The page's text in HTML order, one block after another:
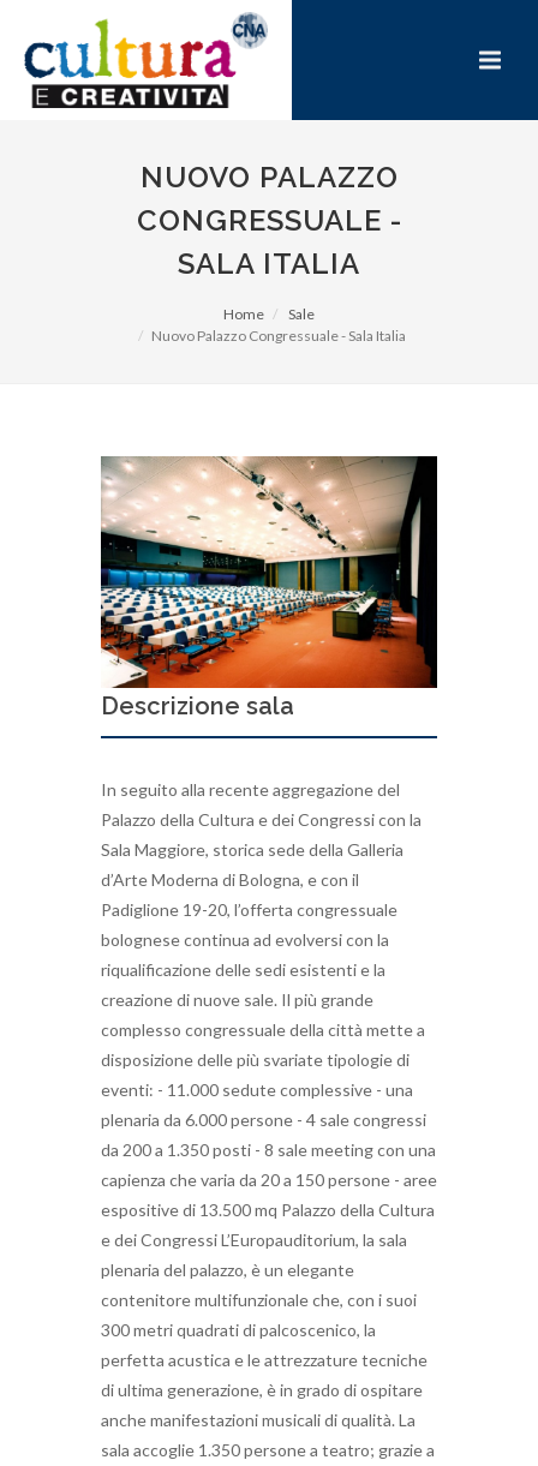
NUOVO PALAZZO
CONGRESSUALE -
SALA ITALIA
Home
Sale
Nuovo Palazzo Congressuale - Sala Italia
Descrizione sala
In seguito alla recente aggregazione del
Palazzo della Cultura e dei Congressi con la
Sala Maggiore, storica sede della Galleria
d’Arte Moderna di Bologna, e con il
Padiglione 19-20, l’offerta congressuale
bolognese continua ad evolversi con la
riqualificazione delle sedi esistenti e la
creazione di nuove sale. Il più grande
complesso congressuale della città mette a
disposizione delle più svariate tipologie di
eventi: - 11.000 sedute complessive - una
plenaria da 6.000 persone - 4 sale congressi
da 200 a 1.350 posti - 8 sale meeting con una
capienza che varia da 20 a 150 persone - aree
espositive di 13.500 mq Palazzo della Cultura
e dei Congressi L’Europauditorium, la sala
plenaria del palazzo, è un elegante
contenitore multifunzionale che, con i suoi
300 metri quadrati di palcoscenico, la
perfetta acustica e le attrezzature tecniche
di ultima generazione, è in grado di ospitare
anche manifestazioni musicali di qualità. La
sala accoglie 1.350 persone a teatro; grazie a